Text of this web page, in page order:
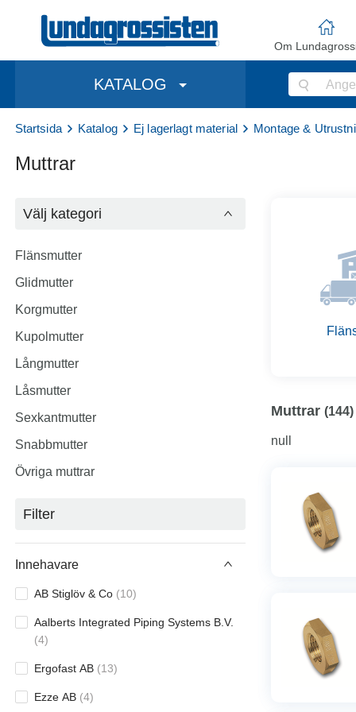
Om
KATALOG
Startsida Katalog Ej lagerlagt material Montage &
Muttrar
Välj kategori
Flänsmutter
Glidmutter
Korgmutter
Kupolmutter
Långmutter
Låsmutter
Sexkantmutter
Snabbmutter
Övriga muttrar
Filter
Innehavare
AB Stiglöv & Co (10)
Aalberts Integrated Piping Systems B.V.
(4)
Ergofast AB (13)
Ezze AB (4)
Muttrar (144)
null